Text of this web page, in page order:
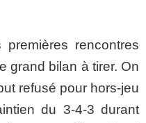
rencontres
grand bilan à tirer. On
refusé pour hors-jeu
du 3-4-3 durant